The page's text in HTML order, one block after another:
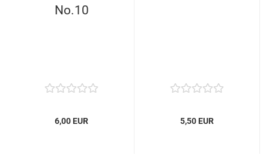
No.10
6,00 EUR 5,50 EUR